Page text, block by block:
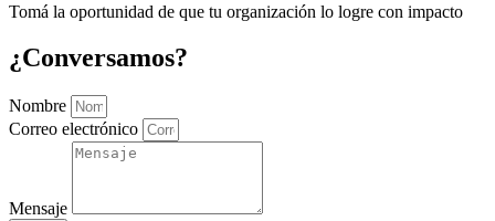
Tomá la oportunidad de que tu organización lo logre con impacto
¿Conversamos?
Nombre
Correo electrónico
Mensaje